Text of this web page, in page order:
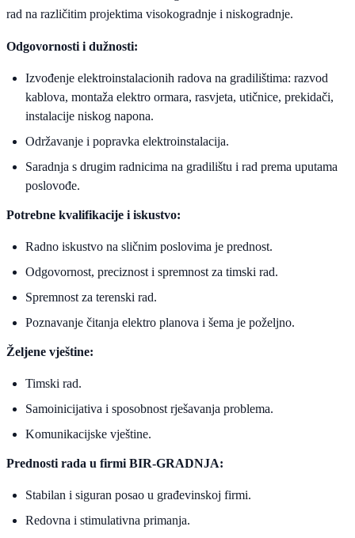
rad na različitim projektima visokogradnje i niskogradnje.
Odgovornosti i dužnosti:
Izvođenje elektroinstalacionih radova na gradilištima: razvod
kablova, montaža elektro ormara, rasvjeta, utičnice, prekidači,
instalacije niskog napona.
Održavanje i popravka elektroinstalacija.
Saradnja s drugim radnicima na gradilištu i rad prema uputama
poslovođe.
Potrebne kvalifikacije i iskustvo:
Radno iskustvo na sličnim poslovima je prednost.
Odgovornost, preciznost i spremnost za timski rad.
Spremnost za terenski rad.
Poznavanje čitanja elektro planova i šema je poželjno.
Željene vještine:
Timski rad.
Samoinicijativa i sposobnost rješavanja problema.
Komunikacijske vještine.
Prednosti rada u firmi BIR-GRADNJA:
Stabilan i siguran posao u građevinskoj firmi.
Redovna i stimulativna primanja.